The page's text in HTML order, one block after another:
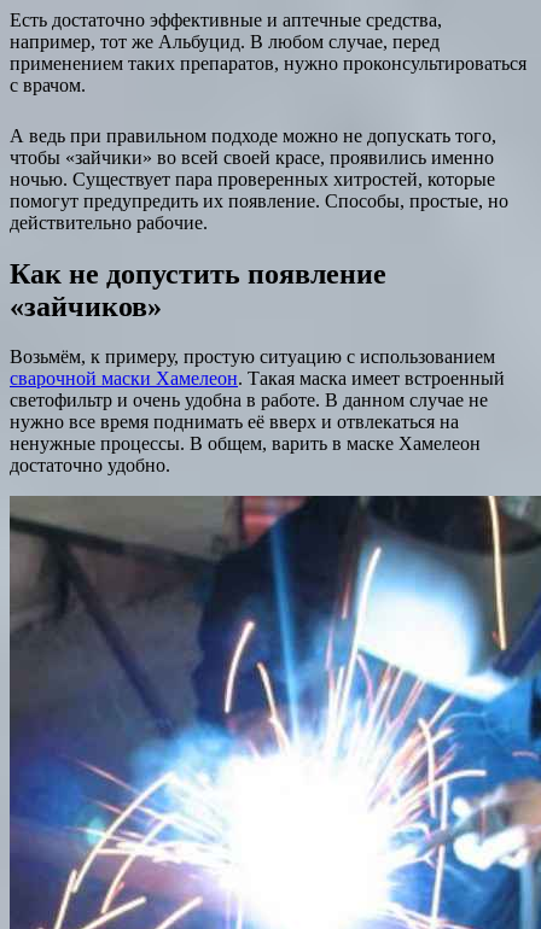
Есть достаточно эффективные и аптечные средства,
например, тот же Альбуцид. В любом случае, перед
применением таких препаратов, нужно проконсультироваться
с врачом.
А ведь при правильном подходе можно не допускать того,
чтобы «зайчики» во всей своей красе, проявились именно
ночью. Существует пара проверенных хитростей, которые
помогут предупредить их появление. Способы, простые, но
действительно рабочие.
Как не допустить появление
«зайчиков»
Возьмём, к примеру, простую ситуацию с использованием
сварочной маски Хамелеон. Такая маска имеет встроенный
светофильтр и очень удобна в работе. В данном случае не
нужно все время поднимать её вверх и отвлекаться на
ненужные процессы. В общем, варить в маске Хамелеон
достаточно удобно.